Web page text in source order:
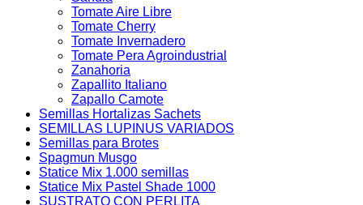
Tomate Aire Libre
Tomate Cherry
Tomate Invernadero
Tomate Pera Agroindustrial
Zanahoria
Zapallito Italiano
Zapallo Camote
Semillas Hortalizas Sachets
SEMILLAS LUPINUS VARIADOS
Semillas para Brotes
Spagmun Musgo
Statice Mix 1.000 semillas
Statice Mix Pastel Shade 1000
SUSTRATO CON PERLITA